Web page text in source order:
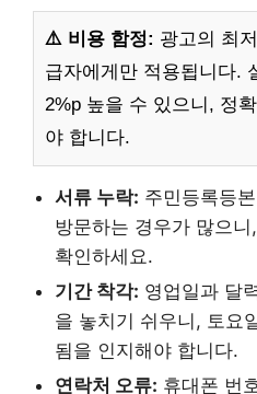
⚠️ 비용 함정: 광고의 최
급자에게만 적용됩니다.
2%p 높을 수 있으니, 정
야 합니다.
서류 누락: 주민등록등
방문하는 경우가 많으
확인하세요.
기간 착각: 영업일과 달
을 놓치기 쉬우니, 토요
됨을 인지해야 합니다.
연락처 오류: 휴대폰 번